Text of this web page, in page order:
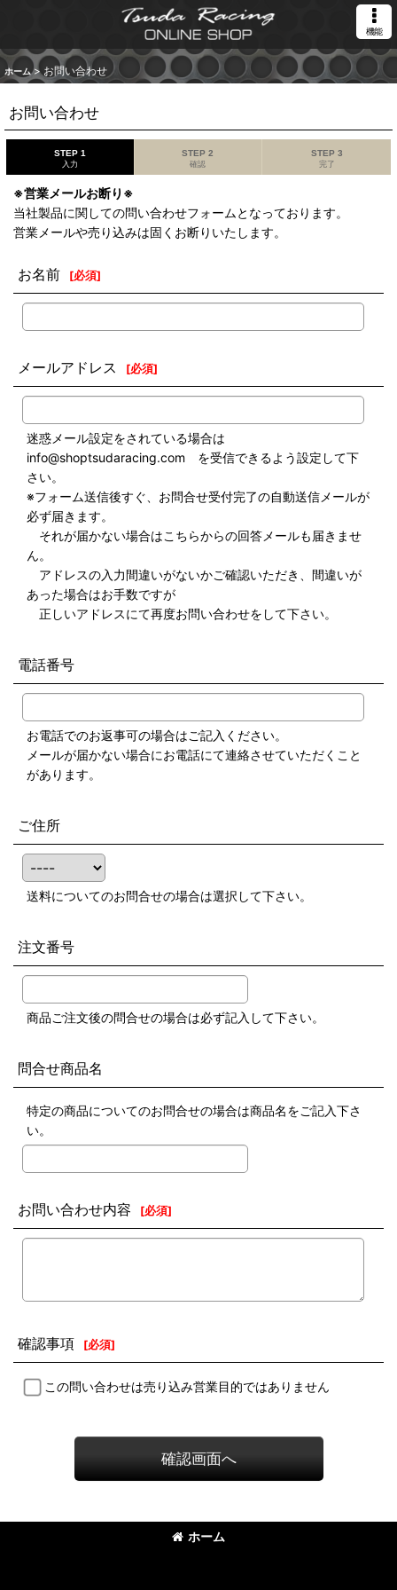
機能
ホーム > お問い合わせ
お問い合わせ
STEP 1
入力
STEP 2
確認
STEP 3
完了
※営業メールお断り※
当社製品に関しての問い合わせフォームとなっております。
営業メールや売り込みは固くお断りいたします。
お名前 [必須]
メールアドレス [必須]
迷惑メール設定をされている場合は
info@shoptsudaracing.com を受信できるよう設定して下
さい。
※フォーム送信後すぐ、お問合せ受付完了の自動送信メールが
必ず届きます。
それが届かない場合はこちらからの回答メールも届きませ
ん。
アドレスの入力間違いがないかご確認いただき、間違いが
あった場合はお手数ですが
正しいアドレスにて再度お問い合わせをして下さい。
電話番号
お電話でのお返事可の場合はご記入ください。
メールが届かない場合にお電話にて連絡させていただくこと
があります。
ご住所
送料についてのお問合せの場合は選択して下さい。
注文番号
商品ご注文後の問合せの場合は必ず記入して下さい。
問合せ商品名
特定の商品についてのお問合せの場合は商品名をご記入下さ
い。
お問い合わせ内容 [必須]
確認事項 [必須]
この問い合わせは売り込み営業目的ではありません
確認画面へ
ホーム